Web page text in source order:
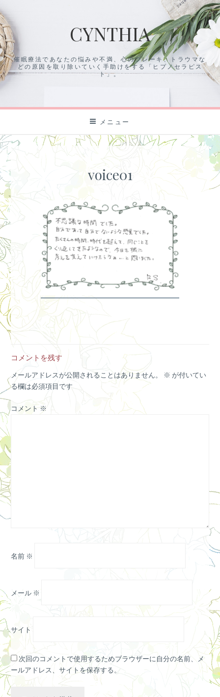
ン
テ
ン
ツ
に
ス
キ
プ
CYNTHIA
催眠療法であなたの悩みや不満、心のブレーキ、トラウマな
どの原因を取り除いていく手助けをする「ヒプノセラピス
ト」。
メニュー
voice01
コメントを残す
メールアドレスが公開されることはありません。 ※ が付いてい
る欄は必須項目です
コメント※
名前 ※
メール ※
サイト
次回のコメントで使用するためブラウザーに自分の名前、メ
ールアドレス、サイトを保存する。